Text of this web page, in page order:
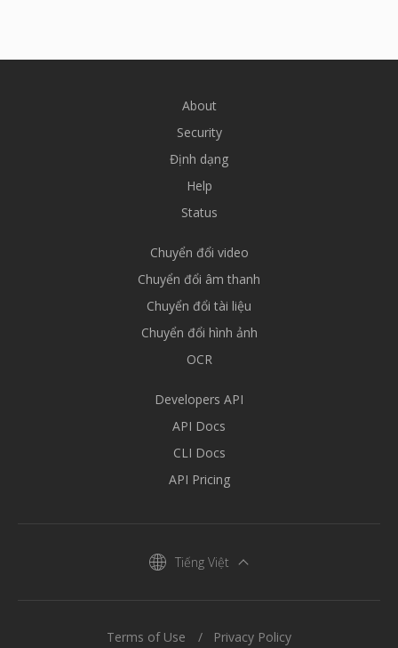
About
Security
Định dạng
Help
Status
Chuyển đổi video
Chuyển đổi âm thanh
Chuyển đổi tài liệu
Chuyển đổi hình ảnh
OCR
Developers API
API Docs
CLI Docs
API Pricing
Tiếng Việt
Terms of Use Privacy Policy